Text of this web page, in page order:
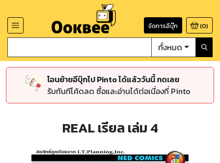
จัดการอีบุ๊ก (0)
ทั้งหมด
โอนย้ายอีบุ๊กไป Pinto ได้แล้ววันนี้ กดเลย
รับทันทีโค้ดลด ซื้อและอ่านได้ต่อเนื่องที่ Pinto
REAL เรียล เล่ม 4